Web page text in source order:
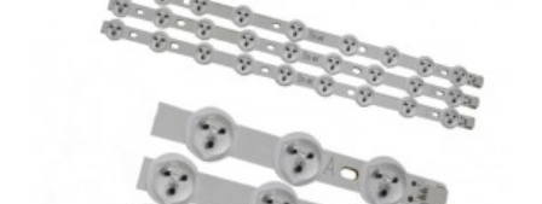
VANGUARD, V32272DLED
WESTWOOD, WA32265WUC